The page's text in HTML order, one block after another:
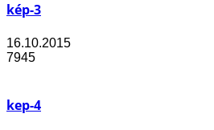
kép-3
16.10.2015
7945
kep-4